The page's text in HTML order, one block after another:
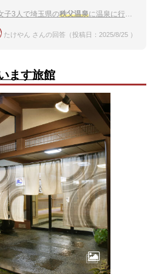
子3人で埼玉県の秩父温泉に温泉に行きたい！おすすめ教えて。
たけやん さんの回答（投稿日：2025/8/25 ）
ます旅館